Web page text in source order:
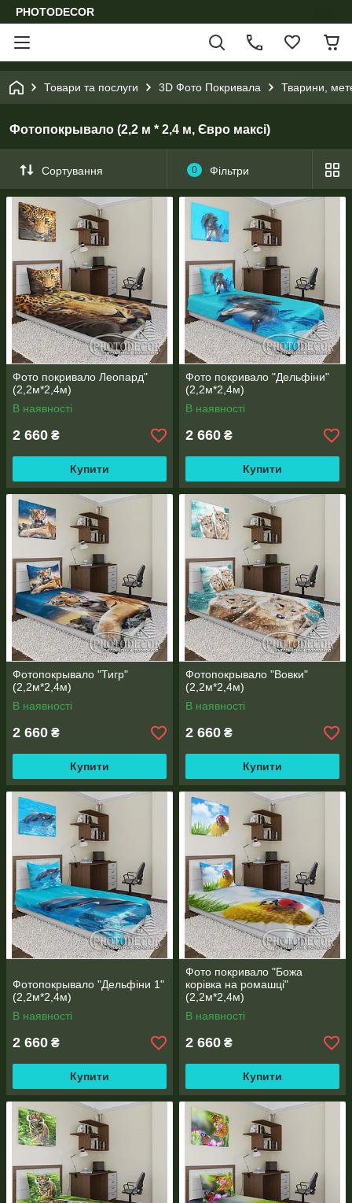
PHOTODECOR
Товари та послуги 3D Фото Покривала Тварини,
Фотопокрывало (2,2 м * 2,4 м, Євро максі)
Сортування 0 Фільтри
Фото покривало Леопард"
(2,2м*2,4м)
В наявності
2 660 ₴
Купити
Фото покривало "Дельфіни"
(2,2м*2,4м)
В наявності
2 660 ₴
Купити
Фотопокрывало "Тигр"
(2,2м*2,4м)
В наявності
2 660 ₴
Купити
Фотопокрывало "Вовки"
(2,2м*2,4м)
В наявності
2 660 ₴
Купити
Фотопокрывало "Дельфіни 1"
(2,2м*2,4м)
В наявності
2 660 ₴
Купити
Фото покривало "Божа
корівка на ромашці"
(2,2м*2,4м)
В наявності
2 660 ₴
Купити